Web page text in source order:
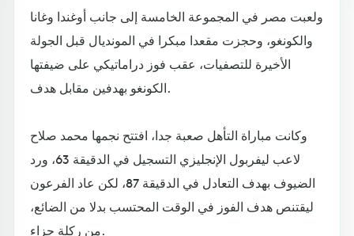
ولعبت مصر في المجموعة الخامسة إلى جانب أوغندا وغانا
والكونغو، وحجزت مقعدا مبكرا في المونديال قبل الجولة
الأخيرة للتصفيات، عقب فوز دراماتيكي على ضيفتها
الكونغو بهدفين مقابل هدف.
وكانت مباراة التأهل صعبة جدا، افتتح نجمها محمد صلاح
لاعب ليفربول الإنجليزي التسجيل في الدقيقة 63، ورد
الضيوف بهدف التعادل في الدقيقة 87، لكن عاد الفرعون
ليقتنص هدف الفوز في الوقت المحتسب بدلا من الضائع،
من ركلة جزاء.